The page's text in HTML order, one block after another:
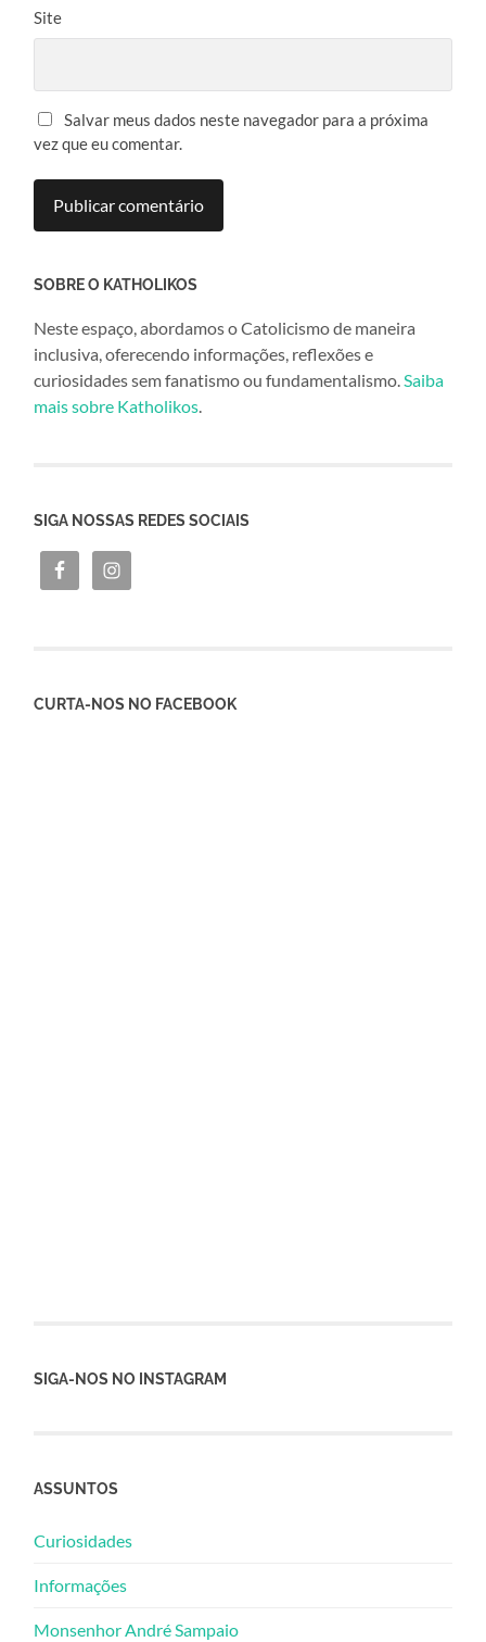
Site
Salvar meus dados neste navegador para a próxima
vez que eu comentar.
SOBRE O KATHOLIKOS
Neste espaço, abordamos o Catolicismo de maneira
inclusiva, oferecendo informações, reflexões e
curiosidades sem fanatismo ou fundamentalismo.Saiba
mais sobre Katholikos.
SIGA NOSSAS REDES SOCIAIS
CURTA-NOS NO FACEBOOK
SIGA-NOS NO INSTAGRAM
ASSUNTOS
Curiosidades
Informações
Monsenhor André Sampaio